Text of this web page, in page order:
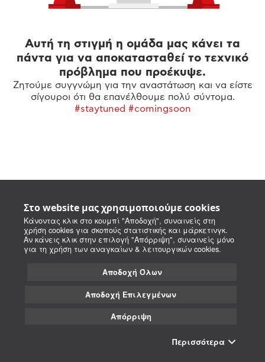
Στο website μας χρησιμοποιούμε cookies
Κάνοντας κλικ στο κουμπί "Αποδοχή", συναινείς στη
χρήση cookies για σκοπούς στατιστικής και μάρκετινγκ.
Αν κάνεις κλικ στην επιλογή "Απόρριψη", συναινείς μόνο
για τη χρήση των αναγκαίων & λειτουργικών cookies.
Αποδοχή Όλων
Αποδοχή Επιλεγμένων
Απόρριψη
Περισσότερα
Αυτή τη στιγμή η ομάδα μας κάνει τα
πάντα για να αποκατασταθεί το τεχνικό
πρόβλημα που προέκυψε.
Ζητούμε συγγνώμη για την αναστάτωση και να είστε
σίγουροι ότι θα επανέλθουμε πολύ σύντομα.
#staytuned #comingsoon